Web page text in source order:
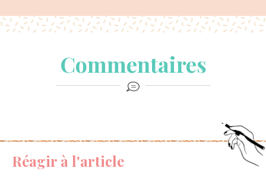
Commentaires
Réagir à l'article